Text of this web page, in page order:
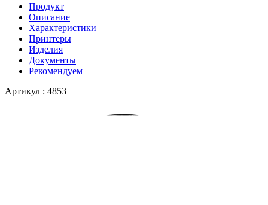
Продукт
Описание
Характеристики
Принтеры
Изделия
Документы
Рекомендуем
Артикул : 4853